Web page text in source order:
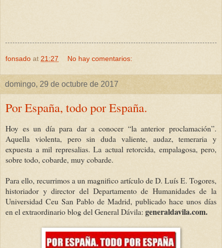
fonsado at 21:27 No hay comentarios:
domingo, 29 de octubre de 2017
Por España, todo por España.
Hoy es un día para dar a conocer “la anterior proclamación”.
Aquella violenta, pero sin duda valiente, audaz, temeraria y
expuesta a mil represalias. La actual retorcida, empalagosa, pero,
sobre todo, cobarde, muy cobarde.
Para ello, recurrimos a un magnifico artículo de D. Luís E. Togores,
historiador y director del Departamento de Humanidades de la
Universidad Ceu San Pablo de Madrid, publicado hace unos días
en el extraordinario blog del General Dávila: generaldavila.com.